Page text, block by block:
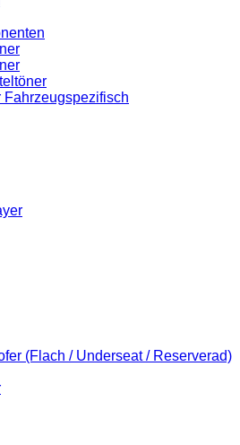
Fahrzeugspezifisch
(Flach / Underseat / Reserverad)